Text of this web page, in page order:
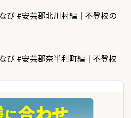
び #安芸郡北川村編｜不登校の
び #安芸郡奈半利町編｜不登校